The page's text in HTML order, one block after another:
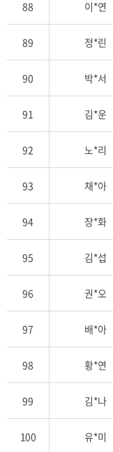
88 이*연
89 정*린
90 박*서
91 김*운
92 노*리
93 채*아
94 장*화
95 김*섭
96 권*오
97 배*아
98 황*연
99 김*나
100 유*미